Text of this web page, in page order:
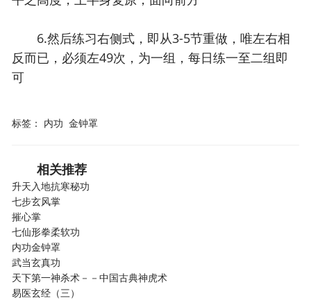
6.然后练习右侧式，即从3-5节重做，唯左右相
反而已，必须左49次，为一组，每日练一至二组即
可
标签： 内功 金钟罩
相关推荐
升天入地抗寒秘功
七步玄风掌
摧心掌
七仙形拳柔软功
内功金钟罩
武当玄真功
天下第一神杀术－－中国古典神虎术
易医玄经（三）